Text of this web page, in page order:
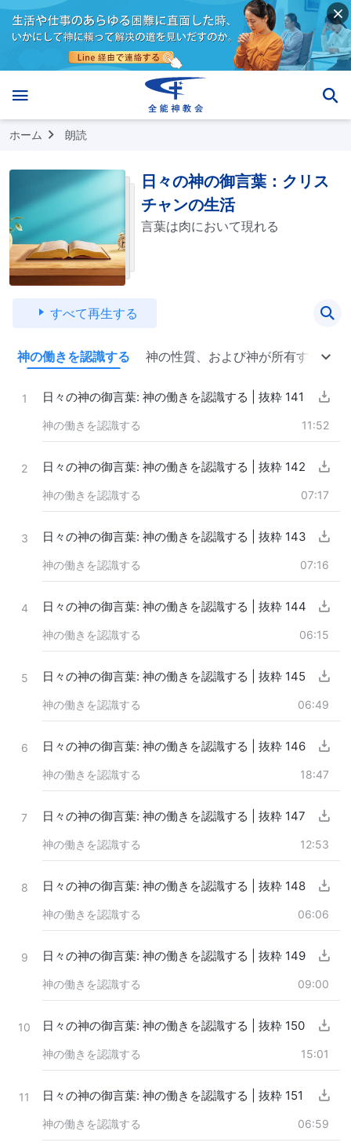
ホーム 朗読
日々の神の御言葉：クリス
チャンの生活
言葉は肉において現れる
すべて再生する
神の働きを認識する 神の性質、および神が所有するもの
1 日々の神の御言葉: 神の働きを認識する | 抜粋 141
神の働きを認識する 11:52
2 日々の神の御言葉: 神の働きを認識する | 抜粋 142
神の働きを認識する 07:17
3 日々の神の御言葉: 神の働きを認識する | 抜粋 143
神の働きを認識する 07:16
4 日々の神の御言葉: 神の働きを認識する | 抜粋 144
神の働きを認識する 06:15
5 日々の神の御言葉: 神の働きを認識する | 抜粋 145
神の働きを認識する 06:49
6 日々の神の御言葉: 神の働きを認識する | 抜粋 146
神の働きを認識する 18:47
7 日々の神の御言葉: 神の働きを認識する | 抜粋 147
神の働きを認識する 12:53
8 日々の神の御言葉: 神の働きを認識する | 抜粋 148
神の働きを認識する 06:06
9 日々の神の御言葉: 神の働きを認識する | 抜粋 149
神の働きを認識する 09:00
10 日々の神の御言葉: 神の働きを認識する | 抜粋 150
神の働きを認識する 15:01
11 日々の神の御言葉: 神の働きを認識する | 抜粋 151
神の働きを認識する 06:59